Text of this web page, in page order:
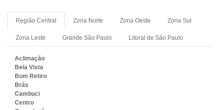
Região Central Zona Norte Zona Oeste Zona Sul
Zona Leste Grande São Paulo Litoral de São Paulo
Aclimação
Bela Vista
Bom Retiro
Brás
Cambuci
Centro